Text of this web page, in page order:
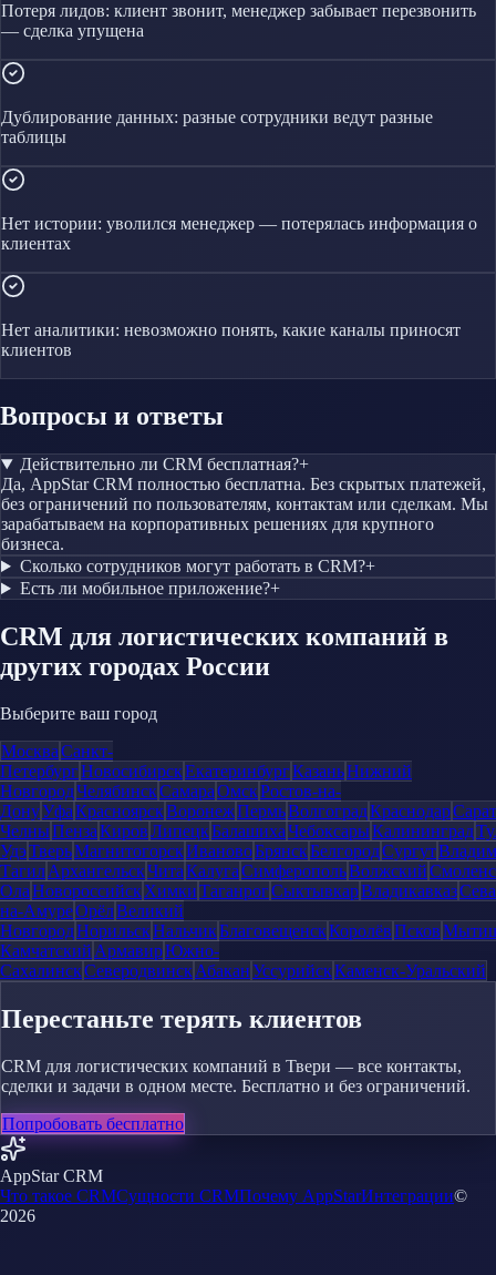
Потеря лидов: клиент звонит, менеджер забывает перезвонить
— сделка упущена
Дублирование данных: разные сотрудники ведут разные
таблицы
Нет истории: уволился менеджер — потерялась информация о
клиентах
Нет аналитики: невозможно понять, какие каналы приносят
клиентов
Вопросы и ответы
Действительно ли CRM бесплатная?+
Да, AppStar CRM полностью бесплатна. Без скрытых платежей,
без ограничений по пользователям, контактам или сделкам. Мы
зарабатываем на корпоративных решениях для крупного
бизнеса.
Сколько сотрудников могут работать в CRM?+
Есть ли мобильное приложение?+
CRM для логистических компаний в
других городах России
Выберите ваш город
МоскваСанкт-
ПетербургНовосибирскЕкатеринбургКазаньНижний
НовгородЧелябинскСамараОмскРостов-на-
ДонуУфаКрасноярскВоронежПермьВолгоградКраснодар
ЧелныПензаКировЛипецкБалашихаЧебоксарыКалининград
УдэТверьМагнитогорскИвановоБрянскБелгородСургут
ТагилАрхангельскЧитаКалугаСимферопольВолжский
ОлаНовороссийскХимкиТаганрогСыктывкарВладикавказ
на-АмуреОрёлВеликий
НовгородНорильскНальчикБлаговещенскКоролёвПсков
Камчатский АрмавирЮжно-
СахалинскСеверодвинскАбаканУссурийскКаменск-Уральский
Перестаньте терять клиентов
CRM для логистических компаний в Твери — все контакты,
сделки и задачи в одном месте. Бесплатно и без ограничений.
Попробовать бесплатно
AppStar CRM
Что такое CRMСущности CRMПочему AppStarИнтеграции©
2026